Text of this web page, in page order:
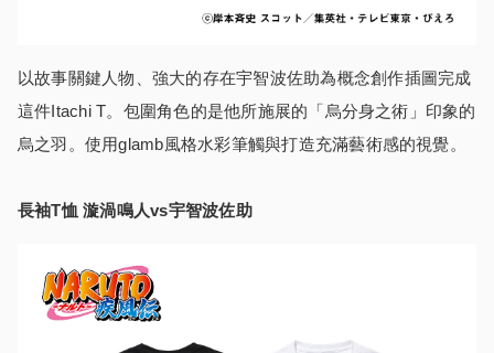
以故事關鍵人物、強大的存在宇智波佐助為概念創作插圖完成
這件Itachi T。包圍角色的是他所施展的「烏分身之術」印象的
烏之羽。使用glamb風格水彩筆觸與打造充滿藝術感的視覺。
長袖T恤 漩渦鳴人vs宇智波佐助